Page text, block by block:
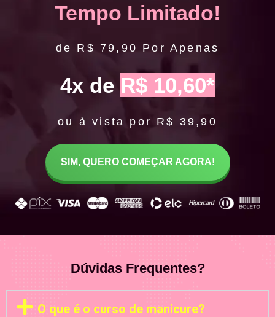
Tempo Limitado!
deR$ 79,90 Por Apenas
4x de R$ 10,60*
ou à vista por R$ 39,90
SIM, QUERO COMEÇAR AGORA!
Dúvidas Frequentes?
O que é o curso de manicure?